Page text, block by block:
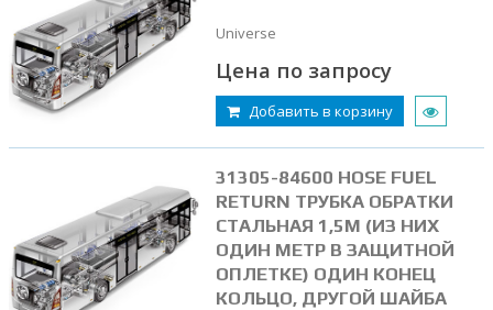
Universe
Цена по запросу
Добавить в корзину
31305-84600 HOSE FUEL
RETURN ТРУБКА ОБРАТКИ
СТАЛЬНАЯ 1,5М (ИЗ НИХ
ОДИН МЕТР В ЗАЩИТНОЙ
ОПЛЕТКЕ) ОДИН КОНЕЦ
КОЛЬЦО, ДРУГОЙ ШАЙБА